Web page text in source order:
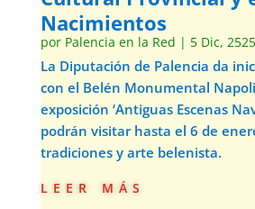
Nacimientos
por Palencia en la Red | 5 Dic, 2525
La Diputación de Palencia da
con el Belén Monumental
exposición ‘Antiguas Escenas
podrán visitar hasta el 6 de
tradiciones y arte belenista.
leer más